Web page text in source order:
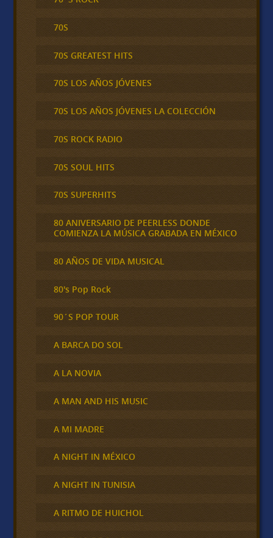
70S
70S GREATEST HITS
70S LOS AÑOS JÓVENES
70S LOS AÑOS JÓVENES LA COLECCIÓN
70S ROCK RADIO
70S SOUL HITS
70S SUPERHITS
80 ANIVERSARIO DE PEERLESS DONDE
COMIENZA LA MÚSICA GRABADA EN MÉXICO
80 AÑOS DE VIDA MUSICAL
80's Pop Rock
90´S POP TOUR
A BARCA DO SOL
A LA NOVIA
A MAN AND HIS MUSIC
A MI MADRE
A NIGHT IN MÉXICO
A NIGHT IN TUNISIA
A RITMO DE HUICHOL